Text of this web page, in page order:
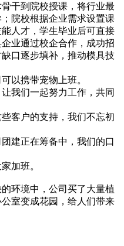
干到院校授课，将行业最
院校根据企业需求设置课
人才，学生毕业后可直接
业通过校企合作，成功招
口逐步填补，推动模具技
以携带宠物上班。
我们一起努力工作，共同
客户的支持，我们不忘初
建正在筹备中，我们的口
加班。
环境中，公司买了大量植
室变成花园，给人们带来